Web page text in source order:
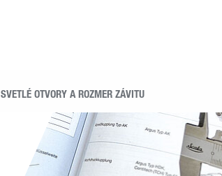
SVETLÉ OTVORY A ROZMER ZÁVITU